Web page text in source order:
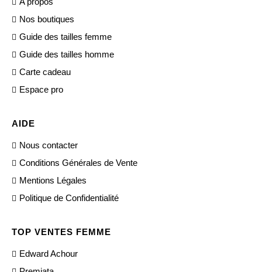
Nos boutiques
Guide des tailles femme
Guide des tailles homme
Carte cadeau
Espace pro
AIDE
Nous contacter
Conditions Générales de Vente
Mentions Légales
Politique de Confidentialité
TOP VENTES FEMME
Edward Achour